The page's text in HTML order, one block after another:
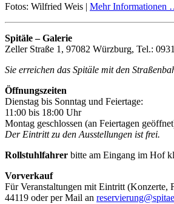
Fotos: Wilfried Weis | Mehr Informationen
Spitäle – Galerie
Zeller Straße 1, 97082 Würzburg, Tel.:
Sie erreichen das Spitäle mit den
Öffnungszeiten
Dienstag bis Sonntag und Feiertage:
11:00 bis 18:00 Uhr
Montag geschlossen (an Feiertagen
Der Eintritt zu den Ausstellungen ist frei.
Rollstuhlfahrer bitte am Eingang im Hof
Vorverkauf
Für Veranstaltungen mit Eintritt (Konzerte,
44119 oder per Mail an